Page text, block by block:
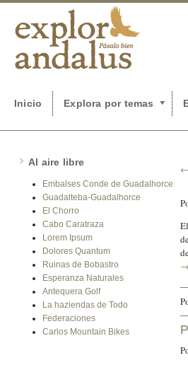
Inicio Explora por temas
Al aire libre
Embalses Conde de Guadalhorce
Guadalteba-Guadalhorce
El Chorro
Cabo Caratraza
Lorem Ipsum
Dolores Quantum
Ruinas de Bobastro
Esperanza Naturales
Antequera Golf
La haziendas de Todo
Federaciones
Carlos Mountain Bikes
←
→